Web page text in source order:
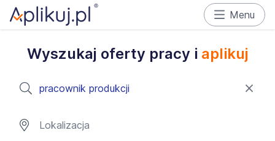
Menu
Wyszukaj oferty pracy i aplikuj